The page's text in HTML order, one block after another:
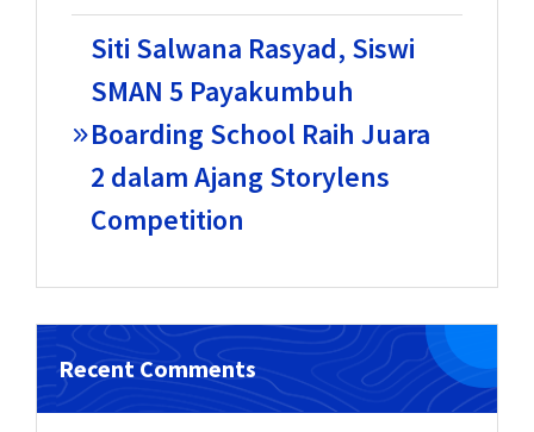
Siti Salwana Rasyad, Siswi
SMAN 5 Payakumbuh
Boarding School Raih Juara
2 dalam Ajang Storylens
Competition
Recent Comments